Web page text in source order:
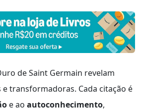
de Saint Germain revelam
transformadoras. Cada citação é
e ao autoconhecimento,